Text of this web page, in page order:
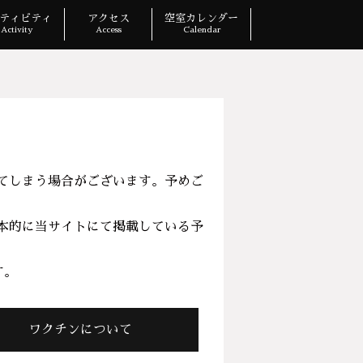
ィビティ
Activity
アクセス
Access
空室カレンダー
Calendar
まう場合がございます。予めご
的に当サイトにて掲載している予
ワクチンについて